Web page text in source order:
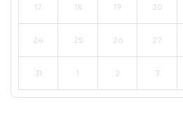
17 18 19 20
24 25 26 27
31 1 2 3